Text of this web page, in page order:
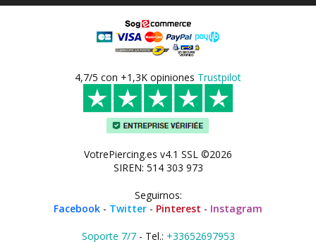
4,7/5 con +1,3K opiniones Trustpilot
VotrePiercing.es v4.1 SSL ©2026
SIREN: 514 303 973
Seguirnos:
Facebook - Twitter - Pinterest - Instagram
Soporte 7/7- Tel.: +33652697953